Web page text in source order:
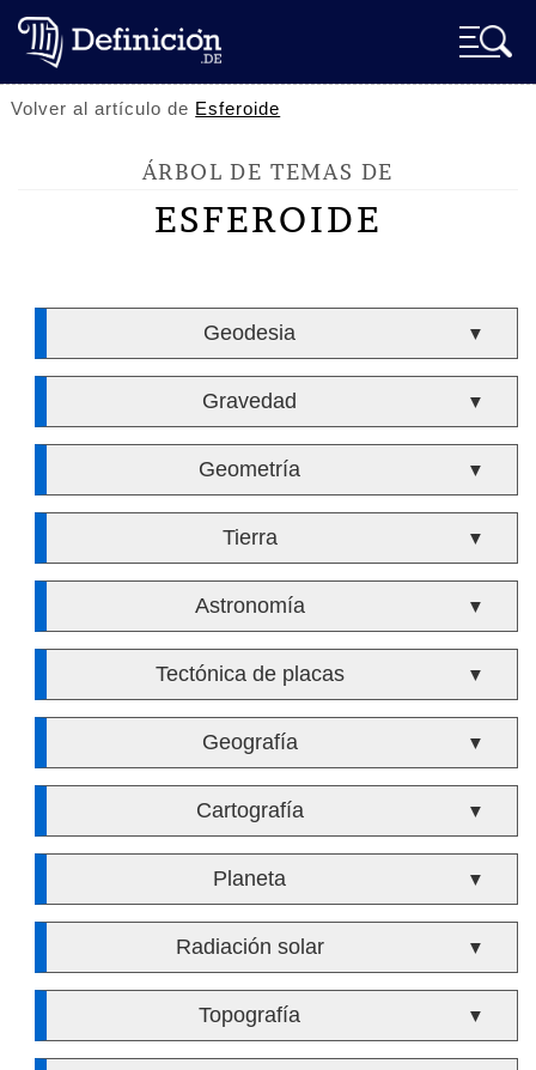
Volver al artículo de Esferoide
ÁRBOL DE TEMAS DE
ESFEROIDE
Geodesia ▼
Gravedad ▼
Geometría ▼
Tierra ▼
Astronomía ▼
Tectónica de placas ▼
Geografía ▼
Cartografía ▼
Planeta ▼
Radiación solar ▼
Topografía ▼